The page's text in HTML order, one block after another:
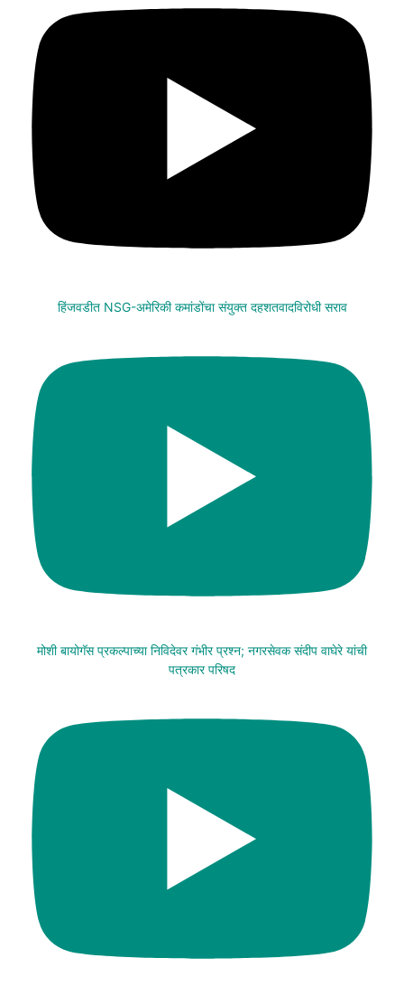
हिंजवडीत NSG-अमेरिकी कमांडोंचा संयुक्त दहशतवादविरोधी सराव
मोशी बायोगॅस प्रकल्पाच्या निविदेवर गंभीर प्रश्न; नगरसेवक संदीप वाघेरे यांची
पत्रकार परिषद